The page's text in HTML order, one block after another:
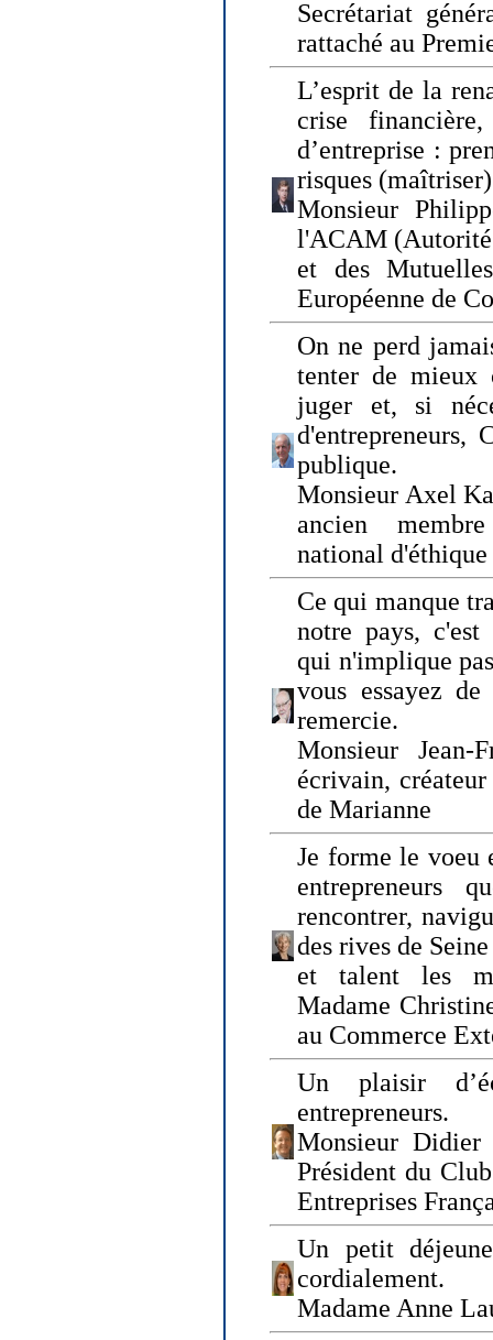
Secrétariat
rattaché au
L’esprit de la
crise
d’entreprise :
risques
Monsieur
l'ACAM (Autorité
et des
Européenne de
On ne perd
tenter de mieux
juger et, si
d'entrepreneurs,
publique.
Monsieur Axel
ancien
national d'éthique
Ce qui manque
notre pays,
qui n'implique
vous essayez
remercie.
Monsieur Jean-
écrivain,
de Marianne
Je forme le voeu
entrepreneurs
rencontrer,
des rives de
et talent les
Madame
au Commerce
Un plaisir
entrepreneurs.
Monsieur
Président du
Entreprises
Un petit
cordialement.
Madame Anne